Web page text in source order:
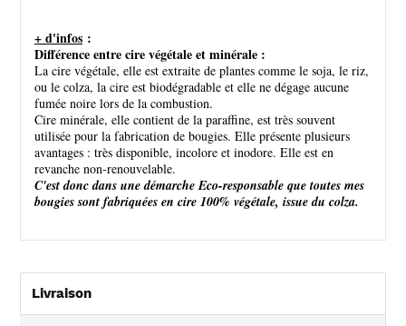
+ d'infos :
Différence entre cire végétale et minérale :
La cire végétale, elle est extraite de plantes comme le soja, le riz,
ou le colza, la cire est biodégradable et elle ne dégage aucune
fumée noire lors de la combustion.
Cire minérale, elle contient de la paraffine, est très souvent
utilisée pour la fabrication de bougies. Elle présente plusieurs
avantages : très disponible, incolore et inodore. Elle est en
revanche non-renouvelable.
C'est donc dans une démarche Eco-responsable que toutes mes
bougies sont fabriquées en cire 100% végétale, issue du colza.
Livraison